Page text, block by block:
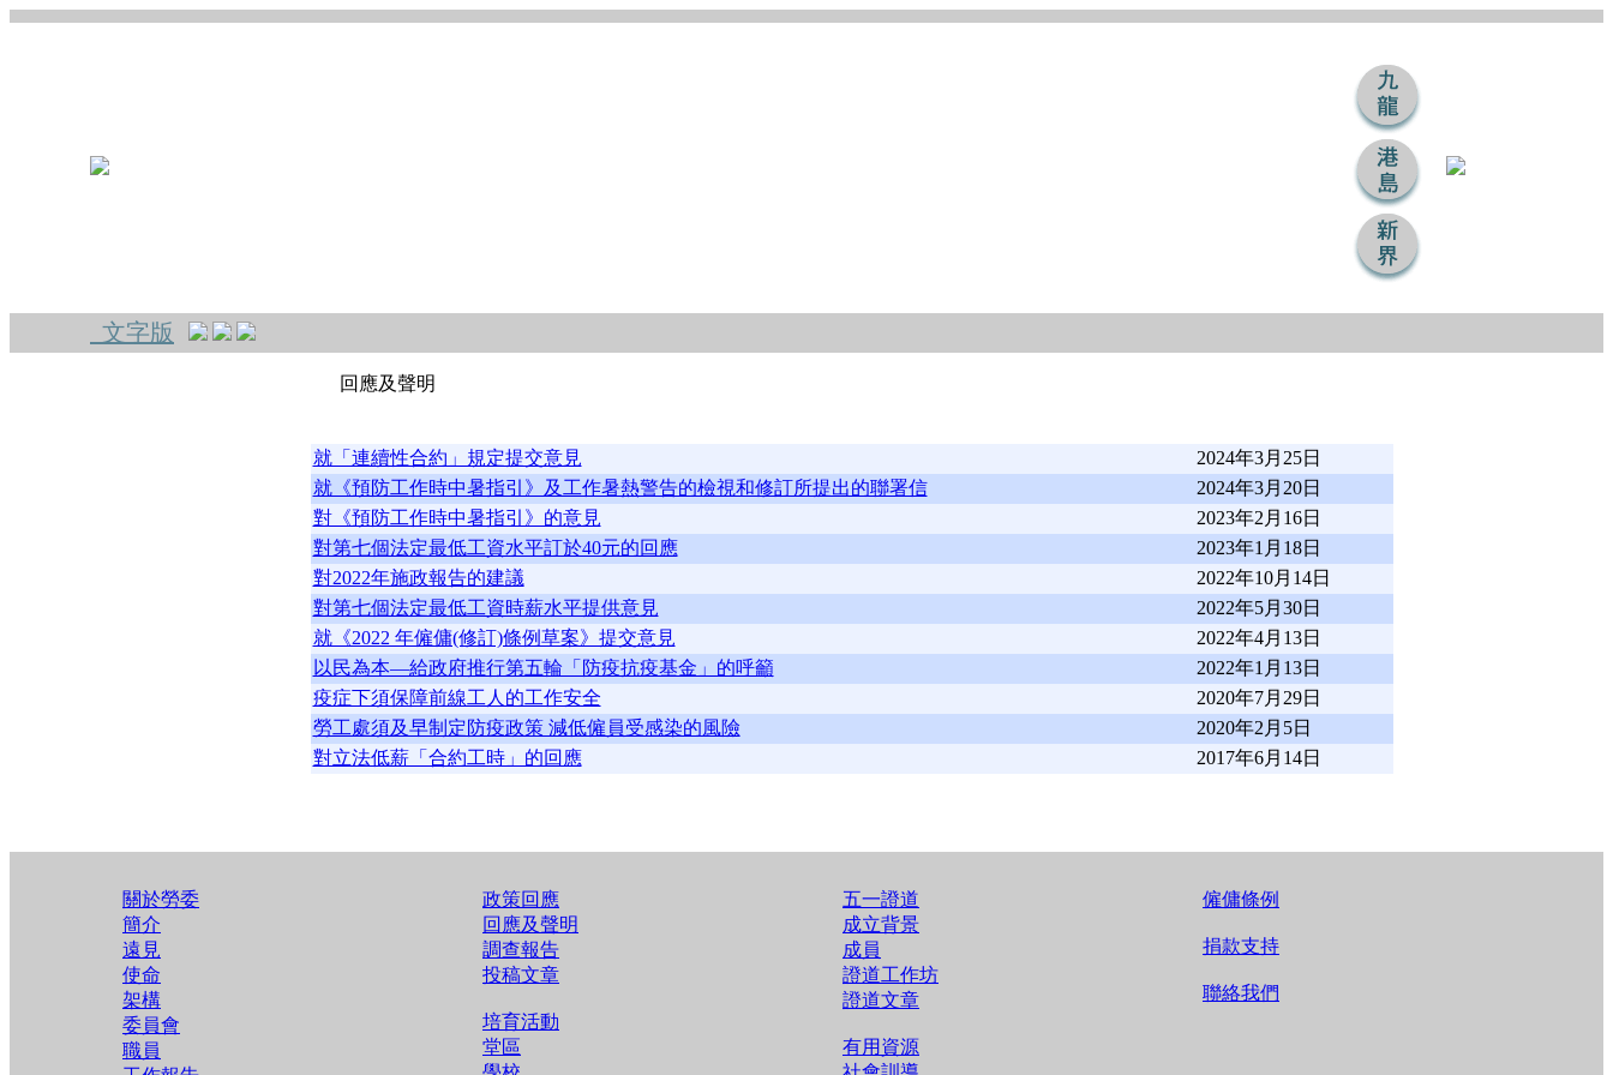
文字版
回應及聲明
就「連續性合約」規定提交意見
2024年3月25日
就《預防工作時中暑指引》及工作暑熱警告的檢視和修訂所提出的聯署信
2024年3月20日
對《預防工作時中暑指引》的意見
2023年2月16日
對第七個法定最低工資水平訂於40元的回應
2023年1月18日
對2022年施政報告的建議
2022年10月14日
對第七個法定最低工資時薪水平提供意見
2022年5月30日
就《2022 年僱傭(修訂)條例草案》提交意見
2022年4月13日
以民為本—給政府推行第五輪「防疫抗疫基金」的呼籲
2022年1月13日
疫症下須保障前線工人的工作安全
2020年7月29日
勞工處須及早制定防疫政策 減低僱員受感染的風險
2020年2月5日
對立法低薪「合約工時」的回應
2017年6月14日
關於勞委
簡介
遠見
使命
架構
委員會
職員
政策回應
回應及聲明
調查報告
投稿文章
培育活動
堂區
五一證道
成立背景
成員
證道工作坊
證道文章
有用資源
僱傭條例
捐款支持
聯絡我們